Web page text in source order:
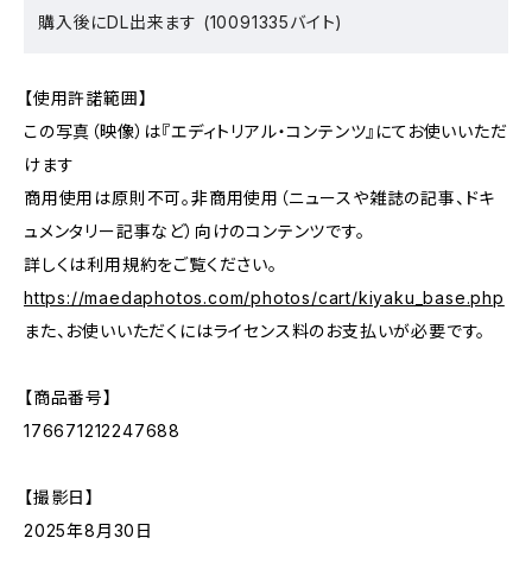
購入後にDL出来ます (10091335バイト)
【使用許諾範囲】
この写真（映像）は『エディトリアル・コンテンツ』にてお使いいただ
けます
商用使用は原則不可。非商用使用（ニュースや雑誌の記事、ドキ
ュメンタリー記事など）向けのコンテンツです。
詳しくは利用規約をご覧ください。
https://maedaphotos.com/photos/cart/kiyaku_base.php
また、お使いいただくにはライセンス料のお支払いが必要です。
【商品番号】
176671212247688
【撮影日】
2025年8月30日